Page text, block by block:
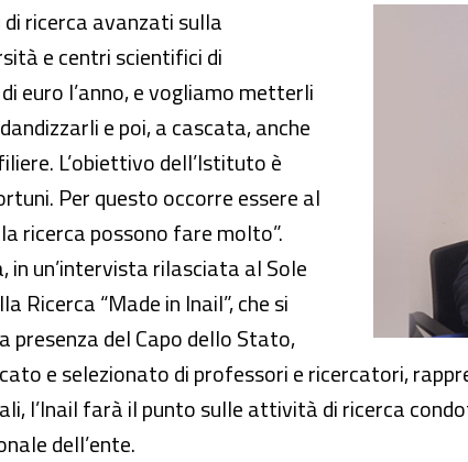
prevenzione e sicurezza sul lavoro
ricerca avanzati sulla
e centri scientifici di
euro l’anno, e vogliamo metterli
e poi, a cascata, anche
L’obiettivo dell’Istituto è
Per questo occorre essere al
ricerca possono fare molto”.
in un’intervista rilasciata al Sole
Ricerca “Made in Inail”, che si
presenza del Capo dello Stato,
e selezionato di professori e ricercatori,
l’Inail farà il punto sulle attività di ricerca
dell’ente.